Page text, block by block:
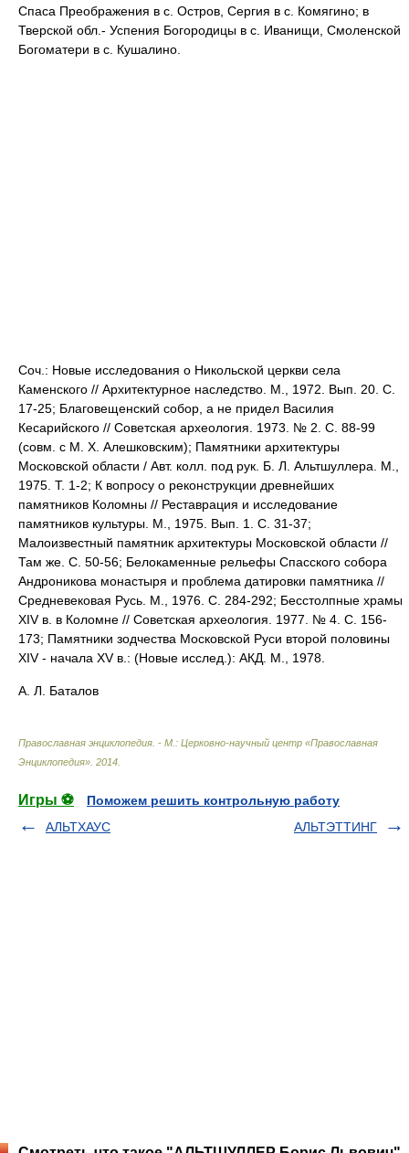
Спаса Преображения в с. Остров, Сергия в с. Комягино; в
Тверской обл.- Успения Богородицы в с. Иванищи, Смоленской
Богоматери в с. Кушалино.
Соч.: Новые исследования о Никольской церкви села
Каменского // Архитектурное наследство. М., 1972. Вып. 20. С.
17-25; Благовещенский собор, а не придел Василия
Кесарийского // Советская археология. 1973. № 2. С. 88-99
(совм. с М. Х. Алешковским); Памятники архитектуры
Московской области / Авт. колл. под рук. Б. Л. Альтшуллера. М.,
1975. Т. 1-2; К вопросу о реконструкции древнейших
памятников Коломны // Реставрация и исследование
памятников культуры. М., 1975. Вып. 1. С. 31-37;
Малоизвестный памятник архитектуры Московской области //
Там же. С. 50-56; Белокаменные рельефы Спасского собора
Андроникова монастыря и проблема датировки памятника //
Средневековая Русь. М., 1976. С. 284-292; Бесстолпные храмы
XIV в. в Коломне // Советская археология. 1977. № 4. С. 156-
173; Памятники зодчества Московской Руси второй половины
XIV - начала XV в.: (Новые исслед.): АКД. М., 1978.
А. Л. Баталов
Православная энциклопедия. - М.: Церковно-научный центр «Православная
Энциклопедия» 2014
Игры ⚽
Поможем решить контрольную работу
АЛЬТХАУС
АЛЬТЭТТИНГ